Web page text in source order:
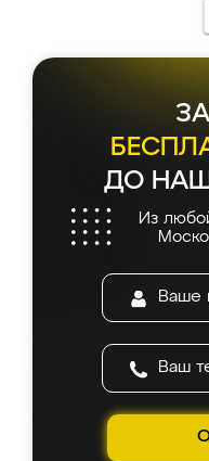
мебель сразу
каких-либо
довольна, все
ДО
Из